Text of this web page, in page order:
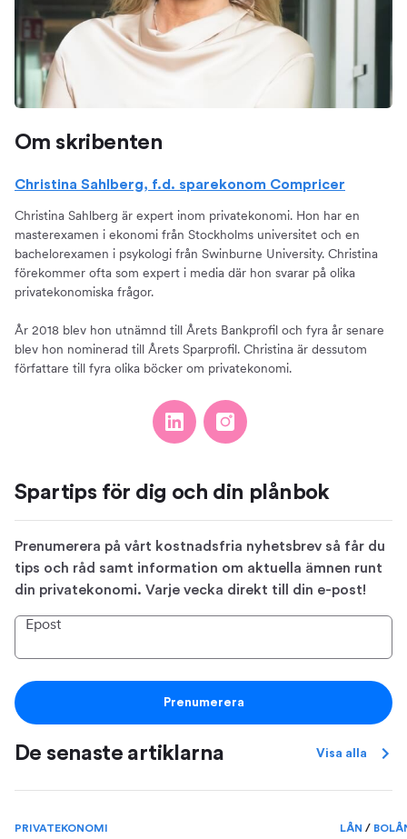
Om skribenten
Christina Sahlberg, f.d. sparekonom Compricer
Christina Sahlberg är expert inom privatekonomi. Hon har en
masterexamen i ekonomi från Stockholms universitet och en
bachelorexamen i psykologi från Swinburne University. Christina
förekommer ofta som expert i media där hon svarar på olika
privatekonomiska frågor.
År 2018 blev hon utnämnd till Årets Bankprofil och fyra år senare
blev hon nominerad till Årets Sparprofil. Christina är dessutom
författare till fyra olika böcker om privatekonomi.
Spartips för dig och din plånbok
Prenumerera på vårt kostnadsfria nyhetsbrev så får du
tips och råd samt information om aktuella ämnen runt
din privatekonomi. Varje vecka direkt till din e-post!
Epost
Prenumerera
De senaste artiklarna Visa alla
PRIVATEKONOMI LÅN/